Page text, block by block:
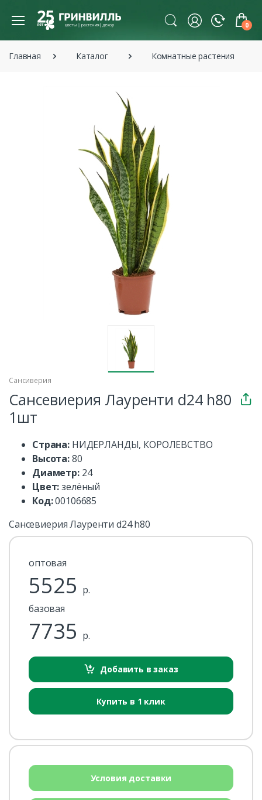
0
Главная Каталог Комнатные растения
Сансиверия
Сансевиерия Лауренти d24 h80
1шт
Страна: НИДЕРЛАНДЫ, КОРОЛЕВСТВО
Высота:80
Диаметр: 24
Цвет:зелёный
Код:00106685
Сансевиерия Лауренти d24 h80
оптовая
5525 р.
базовая
7735 р.
Добавить в заказ
Купить в 1 клик
Условия доставки